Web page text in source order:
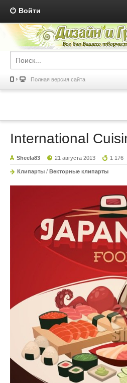
Войти
Полная версия сайта
International
Sheela83 21 августа 2013 1 176
Клипарты / Векторные клипарты